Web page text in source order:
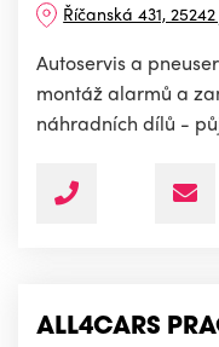
Říčanská 431,
Autoservis a
montáž alarmů a
náhradních dílů -
ALL4CARS